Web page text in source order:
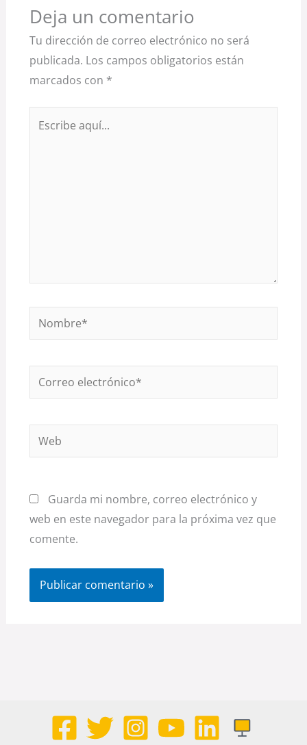
Deja un comentario
Tu dirección de correo electrónico no será
publicada. Los campos obligatorios están
marcados con *
Nombre*
Correo
Web
Guarda mi nombre, correo electrónico y
web en este navegador para la próxima vez que
comente.